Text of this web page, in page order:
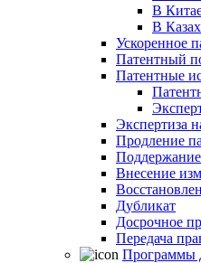
В
В
Ускоренное
Патентный
Патентные
Экспертиза
Продление
Внесение
Дубликат
Досрочное
Передача